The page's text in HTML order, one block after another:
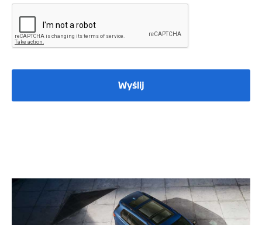
Wyślij